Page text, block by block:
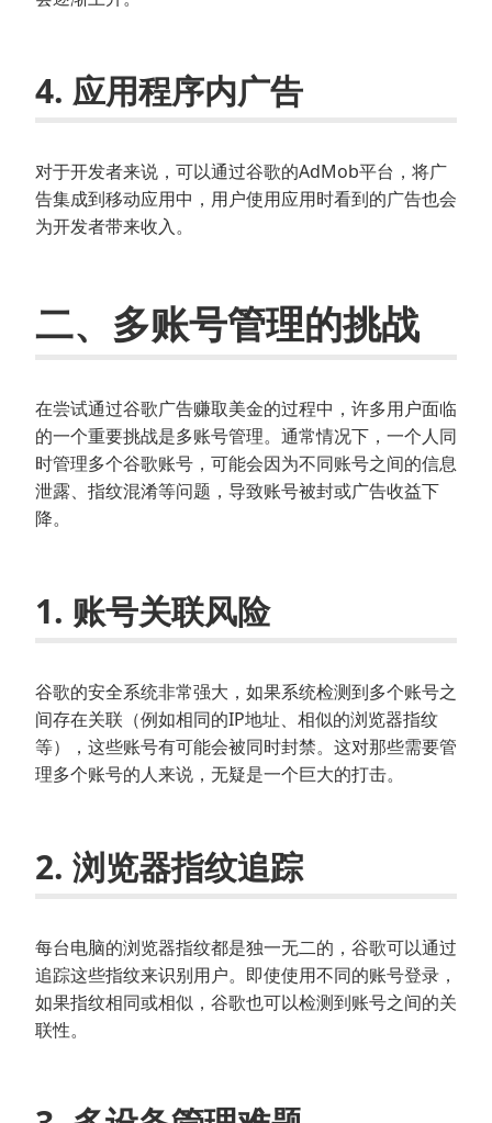
4. 应用程序内广告
对于开发者来说，可以通过谷歌的AdMob平台，将广
告集成到移动应用中，用户使用应用时看到的广告也会
为开发者带来收入。
二、多账号管理的挑战
在尝试通过谷歌广告赚取美金的过程中，许多用户面临
的一个重要挑战是多账号管理。通常情况下，一个人同
时管理多个谷歌账号，可能会因为不同账号之间的信息
泄露、指纹混淆等问题，导致账号被封或广告收益下
降。
1. 账号关联风险
谷歌的安全系统非常强大，如果系统检测到多个账号之
间存在关联（例如相同的IP地址、相似的浏览器指纹
等），这些账号有可能会被同时封禁。这对那些需要管
理多个账号的人来说，无疑是一个巨大的打击。
2. 浏览器指纹追踪
每台电脑的浏览器指纹都是独一无二的，谷歌可以通过
追踪这些指纹来识别用户。即使使用不同的账号登录，
如果指纹相同或相似，谷歌也可以检测到账号之间的关
联性。